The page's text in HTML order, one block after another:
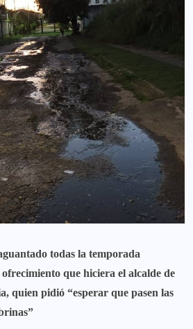
todas la temporada
que hiciera el alcalde de
quien pidió “esperar que pasen las